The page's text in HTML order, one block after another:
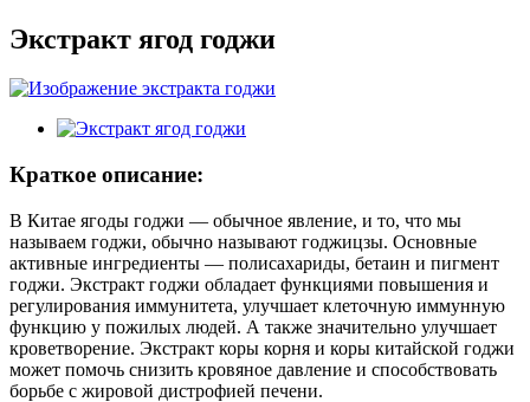
Экстракт ягод годжи
Краткое описание:
В Китае ягоды годжи — обычное явление, и то, что мы
называем годжи, обычно называют годжицзы. Основные
активные ингредиенты — полисахариды, бетаин и пигмент
годжи. Экстракт годжи обладает функциями повышения и
регулирования иммунитета, улучшает клеточную иммунную
функцию у пожилых людей. А также значительно улучшает
кроветворение. Экстракт коры корня и коры китайской годжи
может помочь снизить кровяное давление и способствовать
борьбе с жировой дистрофией печени.